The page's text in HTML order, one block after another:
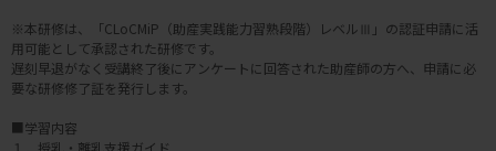
※本研修は、「CLoCMiP（助産実践能力習熟段階）レベルⅢ」の認証申請に活
用可能として承認された研修です。
遅刻早退がなく受講終了後にアンケートに回答された助産師の方へ、申請に必
要な研修修了証を発行します。
■学習内容